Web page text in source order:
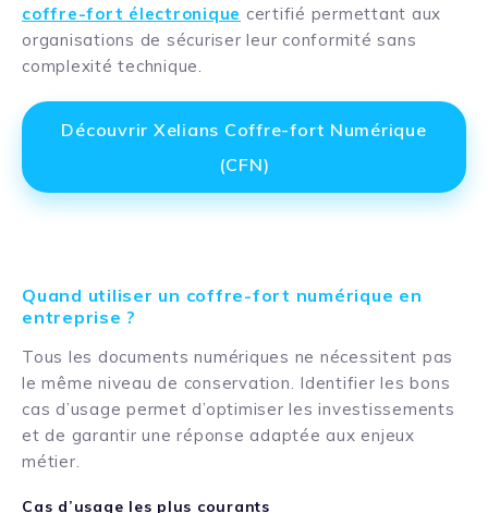
coffre-fort électronique certifié permettant aux
organisations de sécuriser leur conformité sans
complexité technique.
Découvrir Xelians Coffre-fort Numérique
(CFN)
Quand utiliser un coffre-fort numérique en
entreprise ?
Tous les documents numériques ne nécessitent pas
le même niveau de conservation. Identifier les bons
cas d’usage permet d’optimiser les investissements
et de garantir une réponse adaptée aux enjeux
métier.
Cas d’usage les plus courants